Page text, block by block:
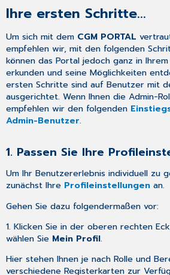
Ihre ersten Schritte...
Um sich mit dem CGM PORTAL
empfehlen wir, mit den folgenden
können das Portal jedoch ganz in
erkunden und seine Möglichkeiten
ersten Schritte sind auf Benutzer mit
ausgerichtet. Wenn Ihnen die Admin-
empfehlen wir den folgenden
Admin-Benutzer.
1. Passen Sie Ihre
Um Ihr Benutzererlebnis individuell zu
zunächst Ihre Profileinstellungen an.
Gehen Sie dazu folgendermaßen vor:
1. Klicken Sie in der oberen rechten
wählen Sie Mein Profil.
Hier stehen Ihnen je nach Rolle und
verschiedene Registerkarten zur